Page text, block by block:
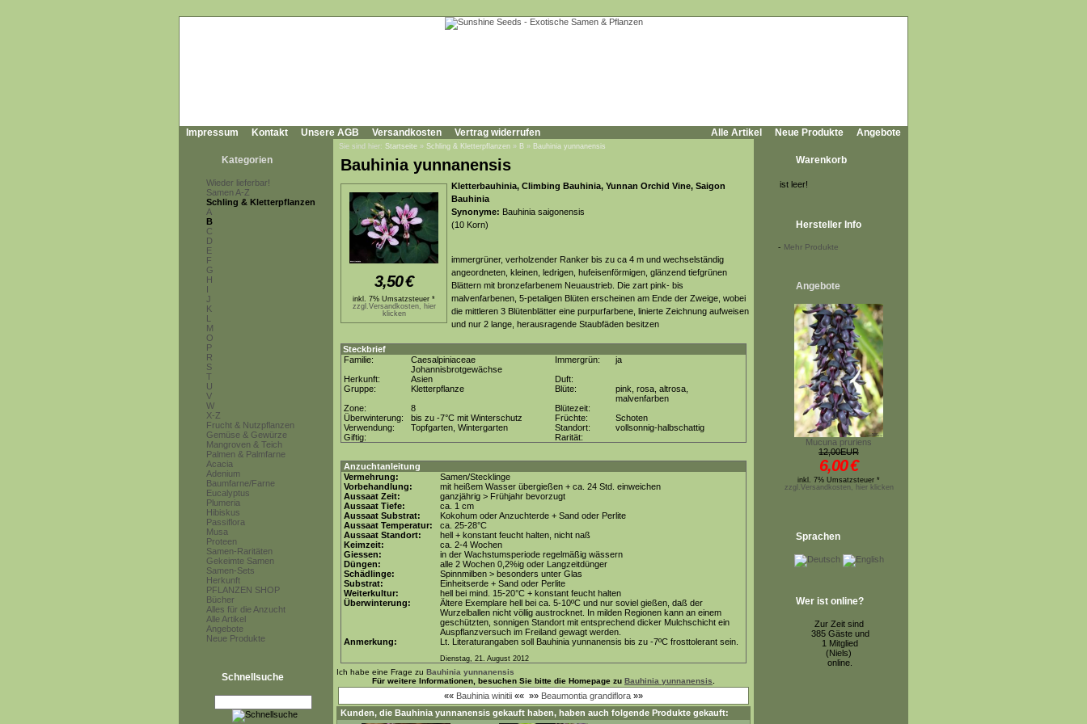
Impressum Kontakt Unsere AGB Versandkosten Vertrag widerrufen Alle Artikel Neue Produkte Angebote
Kategorien
Wieder lieferbar!
Samen A-Z
Schling & Kletterpflanzen
A
B
C
D
E
F
G
H
I
J
K
L
M
O
P
R
S
T
U
V
W
X-Z
Frucht & Nutzpflanzen
Gemüse & Gewürze
Mangroven & Teich
Palmen & Palmfarne
Acacia
Adenium
Baumfarne/Farne
Eucalyptus
Plumeria
Hibiskus
Passiflora
Musa
Proteen
Samen-Raritäten
Gekeimte Samen
Samen-Sets
Herkunft
PFLANZEN SHOP
Bücher
Alles für die Anzucht
Alle Artikel
Angebote
Neue Produkte
Schnellsuche
Sie sind hier: Startseite » Schling & Kletterpflanzen » B » Bauhinia yunnanensis
Bauhinia yunnanensis
3,50€
inkl. 7% Umsatzsteuer *
zzgl.Versandkosten, hier
klicken
Kletterbauhinia, Climbing Bauhinia, Yunnan Orchid Vine, Saigon
Bauhinia
Synonyme: Bauhinia saigonensis
(10 Korn)
immergrüner, verholzender Ranker bis zu ca 4 m und wechselständig
angeordneten, kleinen, ledrigen, hufeisenförmigen, glänzend tiefgrünen
Blättern mit bronzefarbenem Neuaustrieb. Die zart pink- bis
malvenfarbenen, 5-petaligen Blüten erscheinen am Ende der Zweige, wobei
die mittleren 3 Blütenblätter eine purpurfarbene, linierte Zeichnung aufweisen
und nur 2 lange, herausragende Staubfäden besitzen
Steckbrief
Familie:
Caesalpiniaceae
Johannisbrotgewächse
Immergrün:
ja
Herkunft:
Asien
Duft:
Gruppe:
Kletterpflanze Blüte:
pink, rosa, altrosa,
malvenfarben
Zone:
8
Blütezeit:
Überwinterung:
bis zu -7°C mit Winterschutz Früchte:
Schoten
Verwendung:
Topfgarten, Wintergarten Standort:
vollsonnig-halbschattig
Giftig:
Rarität:
Anzuchtanleitung
Vermehrung:
Samen/Stecklinge
Vorbehandlung:
mit heißem Wasser übergießen + ca. 24 Std. einweichen
Aussaat Zeit:
ganzjährig > Frühjahr bevorzugt
Aussaat Tiefe:
ca. 1 cm
Aussaat Substrat:
Kokohum oder Anzuchterde + Sand oder Perlite
Aussaat Temperatur:
ca. 25-28°C
Aussaat Standort:
hell + konstant feucht halten, nicht naß
Keimzeit:
ca. 2-4 Wochen
Giessen:
in der Wachstumsperiode regelmäßig wässern
Düngen:
alle 2 Wochen 0,2%ig oder Langzeitdünger
Schädlinge:
Spinnmilben > besonders unter Glas
Substrat:
Einheitserde + Sand oder Perlite
Weiterkultur:
hell bei mind. 15-20°C + konstant feucht halten
Überwinterung:
Ältere Exemplare hell bei ca. 5-10ºC und nur soviel gießen, daß der
Wurzelballen nicht völlig austrocknet. In milden Regionen kann an einem
geschützten, sonnigen Standort mit entsprechend dicker Mulchschicht ein
Auspflanzversuch im Freiland gewagt werden.
Anmerkung:
Lt. Literaturangaben soll Bauhinia yunnanensis bis zu -7ºC frosttolerant sein.
Dienstag, 21. August 2012
Ich habe eine Frage zu Bauhinia yunnanensis
Für weitere Informationen, besuchen Sie bitte die Homepage zu Bauhinia yunnanensis
«« Bauhinia winitii «« »» Beaumontia grandiflora »»
Kunden, die Bauhinia yunnanensis gekauft haben, haben auch folgende Produkte gekauft:
Warenkorb
ist leer!
Hersteller Info
- Mehr Produkte
Angebote
Mucuna pruriens
12,00EUR
6,00€
inkl. 7% Umsatzsteuer *
zzgl.Versandkosten, hier klicken
Sprachen
Wer ist online?
Zur Zeit sind
385 Gäste und
1 Mitglied
(Niels)
online.